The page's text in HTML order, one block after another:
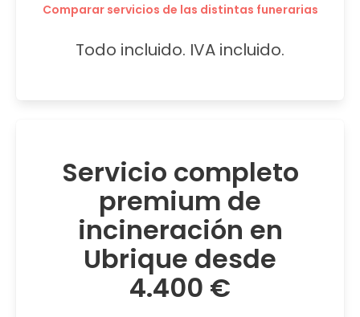
Comparar servicios de las distintas funerarias
Todo incluido. IVA incluido.
Servicio completo
premium de
incineración en
Ubrique desde
4.400 €